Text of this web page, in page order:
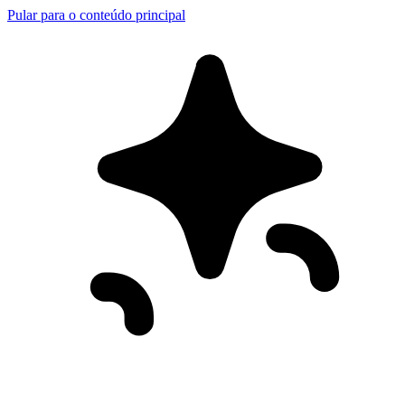
Pular para o conteúdo principal